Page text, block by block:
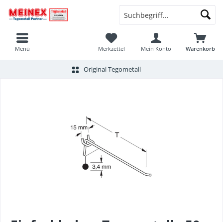
Menü Warenkorb
Merkzettel Mein Konto
Original Tegometall